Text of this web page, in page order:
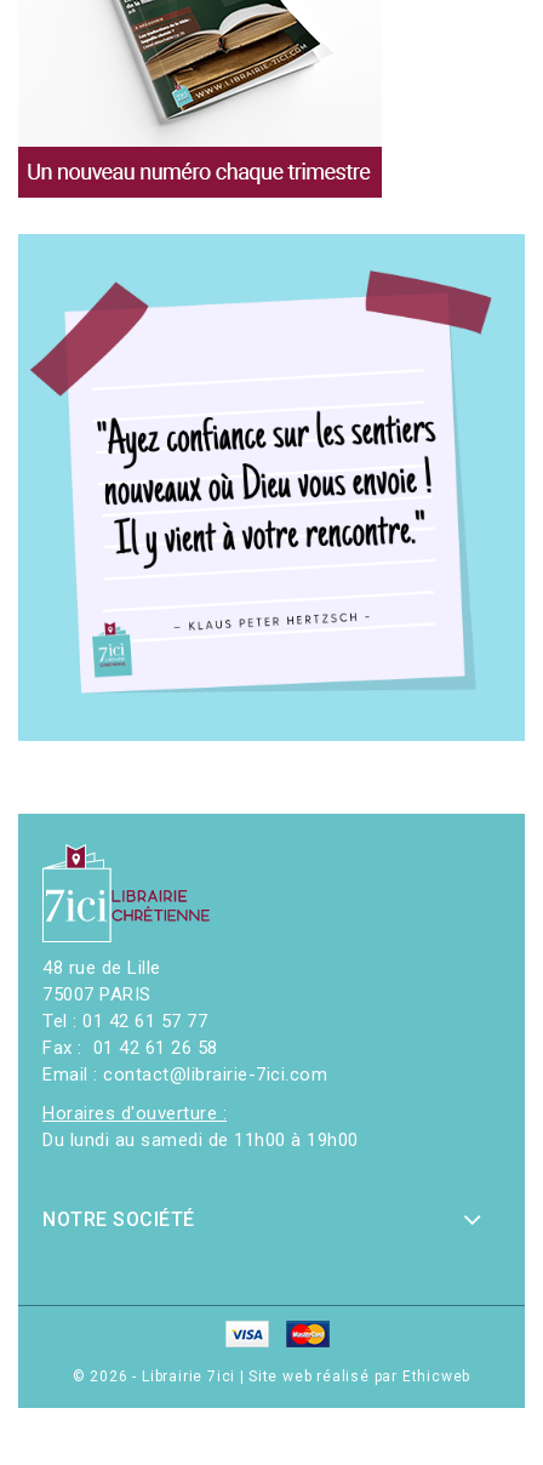
48 rue de Lille
75007 PARIS
Tel : 01 42 61 57 77
Fax : 01 42 61 26 58
Email : contact@librairie-7ici.com
Horaires d'ouverture :
Du lundi au samedi de 11h00 à 19h00
NOTRE SOCIÉTÉ
© 2026 - Librairie 7ici Site web réalisé par Ethicweb